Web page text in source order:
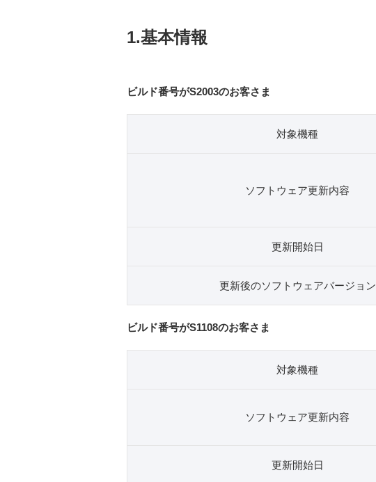
1.基本情報
ビルド番号がS2003のお客さま
対象機種
ソフトウェア更新内容
更新開始日
更新後のソフトウェアバージョン
ビルド番号がS1108のお客さま
対象機種
ソフトウェア更新内容
更新開始日